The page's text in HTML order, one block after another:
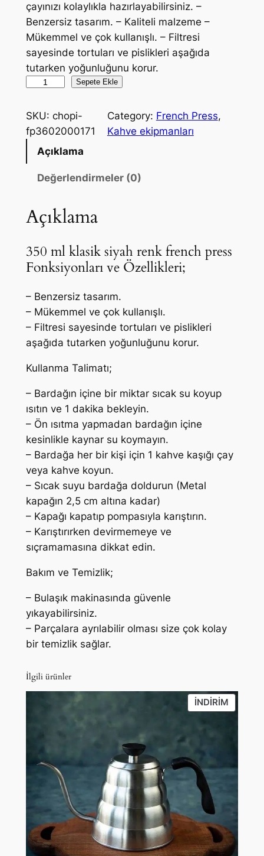
çayınızı kolaylıkla hazırlayabilirsiniz. –
Benzersiz tasarım. – Kaliteli malzeme –
Mükemmel ve çok kullanışlı. – Filtresi
sayesinde tortuları ve pislikleri aşağıda
tutarken yoğunluğunu korur.
e
n
s
3
5
m
l
–
S
y
a
h
r
e
n
k
a
d
e
t
Sepete Ekle
SKU: chopi-
fp3602000171
Category: French Press
Kahve ekipmanları
Açıklama
Değerlendirmeler (0)
Açıklama
350 ml klasik siyah renk french press
Fonksiyonları ve Özellikleri;
– Benzersiz tasarım.
– Mükemmel ve çok kullanışlı.
– Filtresi sayesinde tortuları ve pislikleri
aşağıda tutarken yoğunluğunu korur.
Kullanma Talimatı;
– Bardağın içine bir miktar sıcak su koyup
ısıtın ve 1 dakika bekleyin.
– Ön ısıtma yapmadan bardağın içine
kesinlikle kaynar su koymayın.
– Bardağa her bir kişi için 1 kahve kaşığı çay
veya kahve koyun.
– Sıcak suyu bardağa doldurun (Metal
kapağın 2,5 cm altına kadar)
– Kapağı kapatıp pompasıyla karıştırın.
– Karıştırırken devirmemeye ve
sıçramamasına dikkat edin.
Bakım ve Temizlik;
– Bulaşık makinasında güvenle
yıkayabilirsiniz.
– Parçalara ayrılabilir olması size çok kolay
bir temizlik sağlar.
İlgili ürünler
İNDIRIM
ÜRÜN